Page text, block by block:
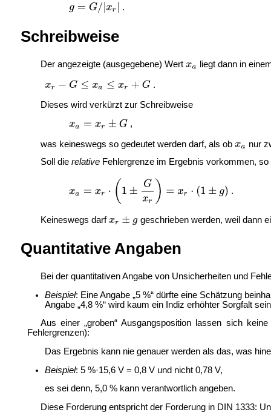
.
Schreibweise
Der angezeigte (ausgegebene) Wert liegt dann in
.
Dieses wird verkürzt zur Schreibweise
,
was keineswegs so gedeutet werden darf, als ob
nur
Soll die relativeFehlergrenze im Ergebnis vorkommen,
.
Keineswegs darf geschrieben werden, weil dann
Quantitative Angaben
Bei der quantitativen Angabe von Unsicherheiten und
Beispiel: Eine Angabe „5 %“ dürfte eine Schätzung
Angabe „4,8 %“ wird kaum ein Indiz erhöhter Sorgfalt
Aus einer „groben“ Ausgangsposition lassen sich
Fehlergrenzen):
Das Ergebnis kann nie genauer werden als das, was
Beispiel: 5 %·15,6 V = 0,8 V und nicht 0,78 V,
es sei denn, 5,0 % kann verantwortlich angeben.
Diese Forderung entspricht der Forderung in DIN 1333: